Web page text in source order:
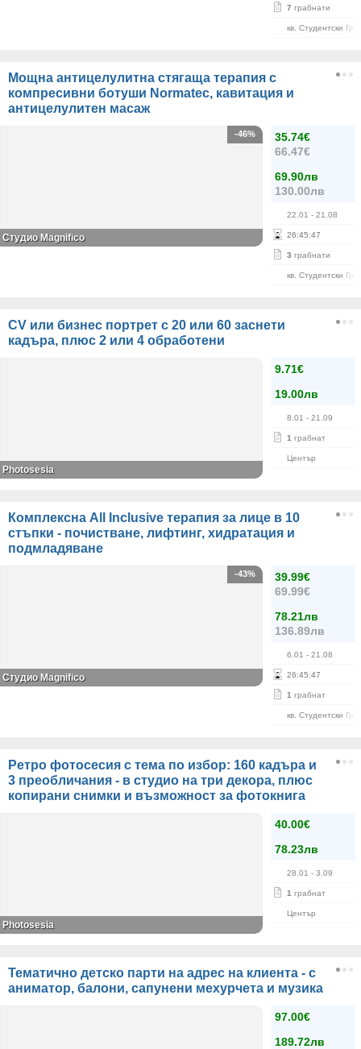
7 грабнати
кв. Студентски
Мощна антицелулитна стягаща терапия с
компресивни ботуши Normatec, кавитация и
антицелулитен масаж
35.74€
66.47€
69.90лв
130.00лв
22.01 - 21.08
26:45:46
3 грабнати
кв. Студентски
-46%
Студио Magnifico
CV или бизнес портрет с 20 или 60 заснети
кадъра, плюс 2 или 4 обработени
9.71€
19.00лв
8.01 - 21.09
1 грабнат
Център
Photosesia
Комплексна All Inclusive терапия за лице в 10
стъпки - почистване, лифтинг, хидратация и
подмладяване
39.99€
69.99€
78.21лв
136.89лв
6.01 - 21.08
26:45:46
1 грабнат
кв. Студентски
-43%
Студио Magnifico
Ретро фотосесия с тема по избор: 160 кадъра и
3 преобличания - в студио на три декора, плюс
копирани снимки и възможност за фотокнига
40.00€
78.23лв
28.01 - 3.09
1 грабнат
Център
Photosesia
Тематично детско парти на адрес на клиента - с
аниматор, балони, сапунени мехурчета и музика
97.00€
189.72лв